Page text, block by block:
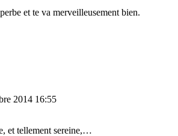
et te va merveilleusement bien.
2014 16:55
et tellement sereine,…